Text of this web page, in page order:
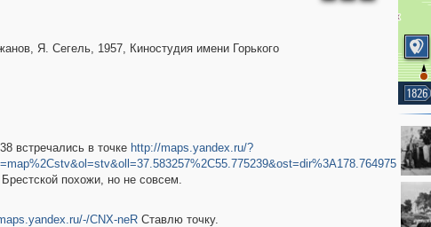
Я. Сегель, 1957, Киностудия имени Горького
1826
встречались в точке http://maps.yandex.ru/?
похожи, но не совсем.
CNX-neRСтавлю точку.